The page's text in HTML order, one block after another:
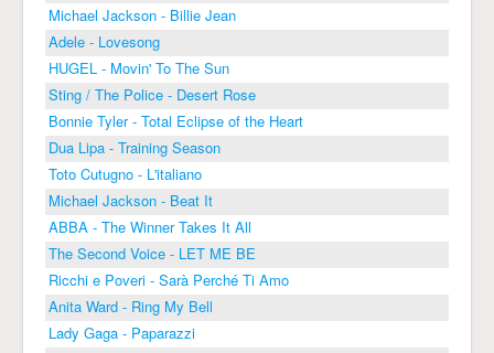
Michael Jackson - Billie Jean
Adele - Lovesong
HUGEL - Movin' To The Sun
Sting / The Police - Desert Rose
Bonnie Tyler - Total Eclipse of the Heart
Dua Lipa - Training Season
Toto Cutugno - L'italiano
Michael Jackson - Beat It
ABBA - The Winner Takes It All
The Second Voice - LET ME BE
Ricchi e Poveri - Sarà Perché Ti Amo
Anita Ward - Ring My Bell
Lady Gaga - Paparazzi